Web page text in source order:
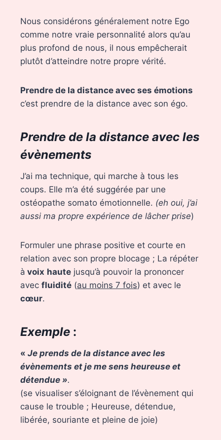
Nous considérons généralement notre Ego
comme notre vraie personnalité alors qu’au
plus profond de nous, il nous empêcherait
plutôt d’atteindre notre propre vérité.
Prendre de la distance avec ses émotions
c’est prendre de la distance avec son égo.
Prendre de la distance avec les
évènements
J’ai ma technique, qui marche à tous les
coups. Elle m’a été suggérée par une
ostéopathe somato émotionnelle. (eh oui, j’ai
aussi ma propre expérience de lâcher prise)
Formuler une phrase positive et courte en
relation avec son propre blocage ; La répéter
à voix hautejusqu’à pouvoir la prononcer
avec fluidité(au moins 7 fois) et avec le
cœur.
Exemple :
« Je prends de la distance avec les
évènements et je me sens heureuse et
détendue ».
(se visualiser s’éloignant de l’évènement qui
cause le trouble ; Heureuse, détendue,
libérée, souriante et pleine de joie)